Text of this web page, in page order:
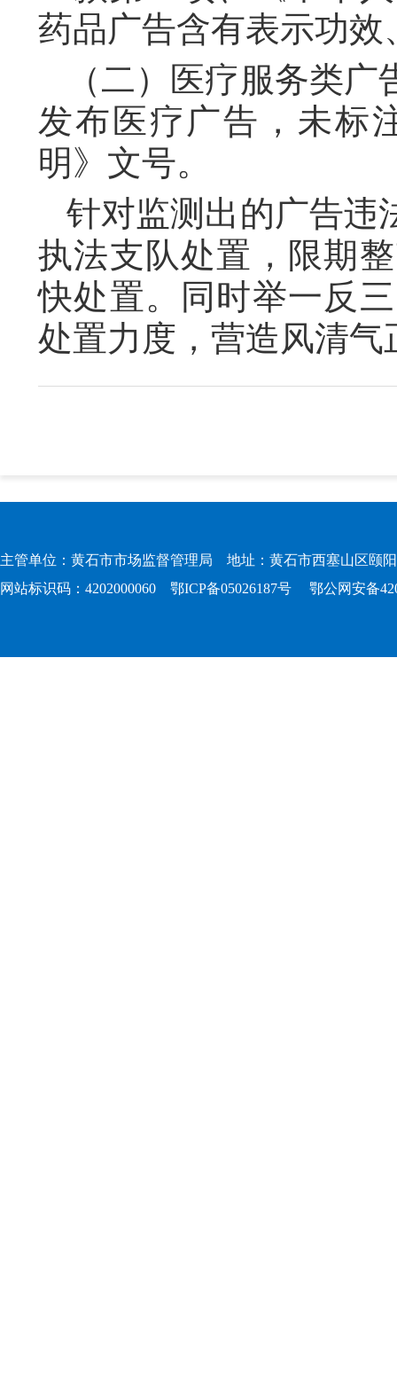
药品广告含有表示功
（二）医疗服务类
发布医疗广告，未标
明》文号。
针对监测出的广告违
执法支队处置，限期
快处置。同时举一反
处置力度，营造风清
主管单位：黄石市市场监督管理局 地址：黄石市西塞山区颐
网站标识码：4202000060 鄂ICP备05026187号 鄂公网安备